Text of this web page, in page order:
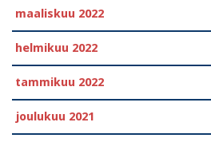
maaliskuu 2022
helmikuu 2022
tammikuu 2022
joulukuu 2021